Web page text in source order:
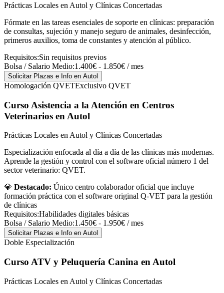
Prácticas Locales en Autol y Clínicas Concertadas
Fórmate en las tareas esenciales de soporte en clínicas: preparación
de consultas, sujeción y manejo seguro de animales, desinfección,
primeros auxilios, toma de constantes y atención al público.
Requisitos:Sin requisitos previos
Bolsa / Salario Medio:1.400€ - 1.850€ / mes
Solicitar Plazas e Info en Autol
Homologación QVETExclusivo QVET
Curso Asistencia a la Atención en Centros
Veterinarios en Autol
Prácticas Locales en Autol y Clínicas Concertadas
Especialización enfocada al día a día de las clínicas más modernas.
Aprende la gestión y control con el software oficial número 1 del
sector veterinario: QVET.
💎 Destacado: Único centro colaborador oficial que incluye
formación práctica con el software original Q-VET para la gestión
de clínicas
Requisitos:Habilidades digitales básicas
Bolsa / Salario Medio:1.450€ - 1.950€ / mes
Solicitar Plazas e Info en Autol
Doble Especialización
Curso ATV y Peluquería Canina en Autol
Prácticas Locales en Autol y Clínicas Concertadas